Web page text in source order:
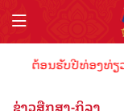
ຕ້ອນຮັບປີທ່ອງທ່ຽວລ
ຂ່າວສືກສາ-ກິລາ